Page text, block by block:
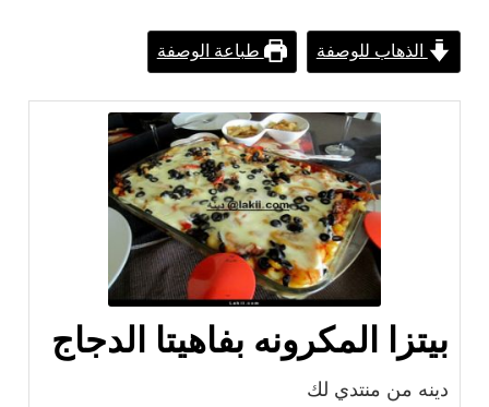
الذهاب للوصفة طباعة الوصفة
بيتزا المكرونه بفاهيتا الدجاج
دينه من منتدي لك